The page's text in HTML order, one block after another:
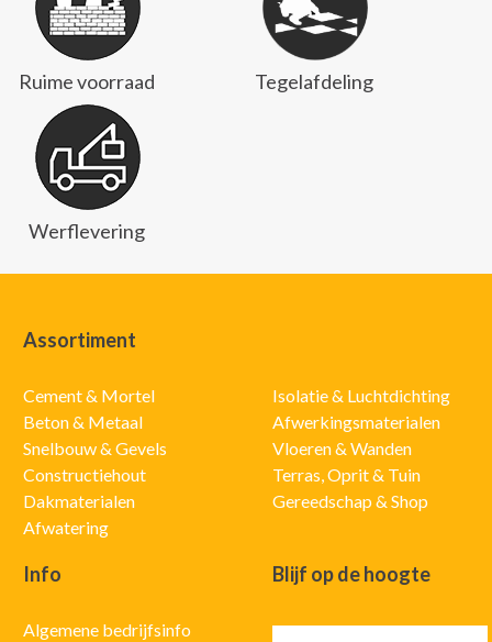
Ruime voorraad Tegelafdeling
Werflevering
Assortiment
Cement & Mortel
Beton & Metaal
Snelbouw & Gevels
Constructiehout
Dakmaterialen
Afwatering
Isolatie & Luchtdichting
Afwerkingsmaterialen
Vloeren & Wanden
Terras, Oprit & Tuin
Gereedschap & Shop
Info
Algemene bedrijfsinfo
Blijf op de hoogte